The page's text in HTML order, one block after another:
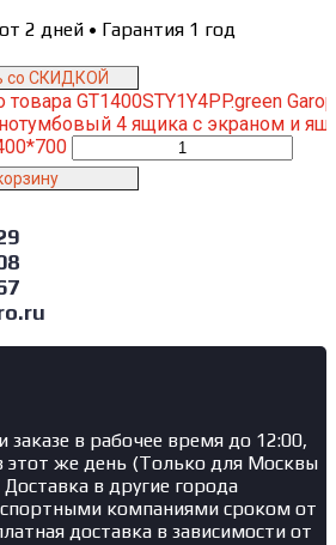
2 дней • Гарантия 1 год
со СКИДКОЙ
товара GT1400STY1Y4PP.green
4 ящика с экраном и
заказе в рабочее время до 12:00,
этот же день (Только для Москвы
в другие города
компаниями сроком от
доставка в зависимости от